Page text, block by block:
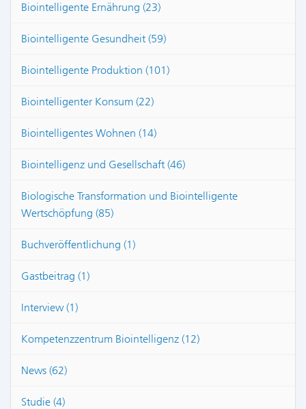
Biointelligente Ernährung (23)
Biointelligente Gesundheit (59)
Biointelligente Produktion (101)
Biointelligenter Konsum (22)
Biointelligentes Wohnen (14)
Biointelligenz und Gesellschaft (46)
Biologische Transformation und Biointelligente
Wertschöpfung (85)
Buchveröffentlichung (1)
Gastbeitrag (1)
Interview (1)
Kompetenzzentrum Biointelligenz (12)
News (62)
Studie (4)